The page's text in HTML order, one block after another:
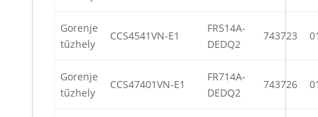
Gorenje
tűzhely
CCS4541VN-E1
FR514A-
DEDQ2
743723
Gorenje
tűzhely
CCS47401VN-E1
FR714A-
DEDQ2
743726